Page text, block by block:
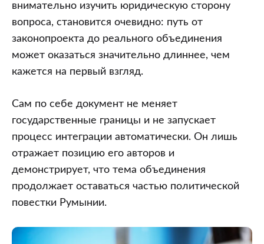
внимательно изучить юридическую сторону
вопроса, становится очевидно: путь от
законопроекта до реального объединения
может оказаться значительно длиннее, чем
кажется на первый взгляд.
Сам по себе документ не меняет
государственные границы и не запускает
процесс интеграции автоматически. Он лишь
отражает позицию его авторов и
демонстрирует, что тема объединения
продолжает оставаться частью политической
повестки Румынии.